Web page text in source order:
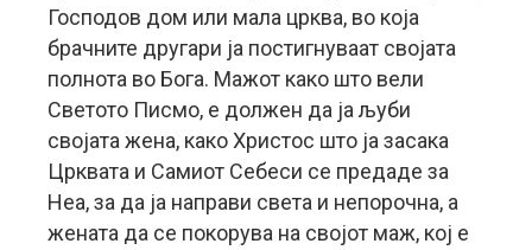
Господов дом или мала црква, во која
брачните другари ја постигнуваат својата
полнота во Бога. Мажот како што вели
Светото Писмо, е должен да ја љуби
својата жена, како Христос што ја засака
Црквата и Самиот Себеси се предаде за
Неа, за да ја направи света и непорочна, а
жената да се покорува на својот маж, кој е